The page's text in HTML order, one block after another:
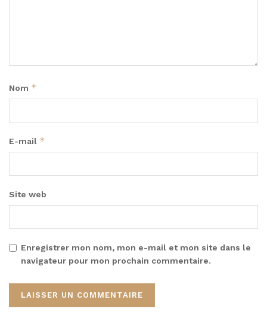
Nom *
E-mail *
Site web
Enregistrer mon nom, mon e-mail et mon site dans le
navigateur pour mon prochain commentaire.